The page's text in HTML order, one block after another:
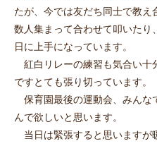
たが、今では友だち同士で教え
数人集まって合わせて叩いたり
日に上手になっています。
紅白リレーの練習も気合い
ですとても張り切っています。
保育園最後の運動会、みんな
んで欲しいと思います。
当日は緊張すると思いますが